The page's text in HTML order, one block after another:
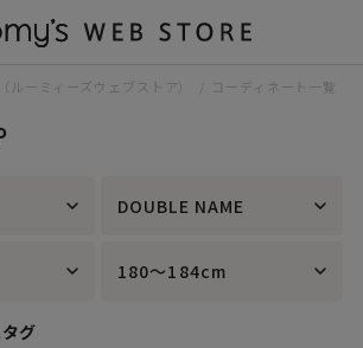
ルーミィーズウェブストア） コーディネート一覧
DOUBLE NAME
180～184cm
グ